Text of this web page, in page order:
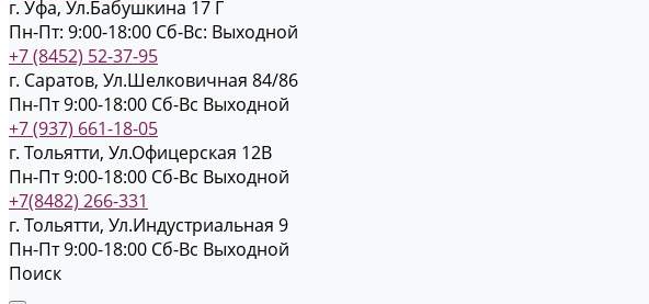
г. Уфа, Ул.Бабушкина 17 Г
Пн-Пт: 9:00-18:00 Cб-Вс: Выходной
+7 (8452) 52-37-95
г. Саратов, Ул.Шелковичная 84/86
Пн-Пт 9:00-18:00 Cб-Вс Выходной
+7 (937) 661-18-05
г. Тольятти, Ул.Офицерская 12В
Пн-Пт 9:00-18:00 Cб-Вс Выходной
+7(8482) 266-331
г. Тольятти, Ул.Индустриальная 9
Пн-Пт 9:00-18:00 Cб-Вс Выходной
Поиск